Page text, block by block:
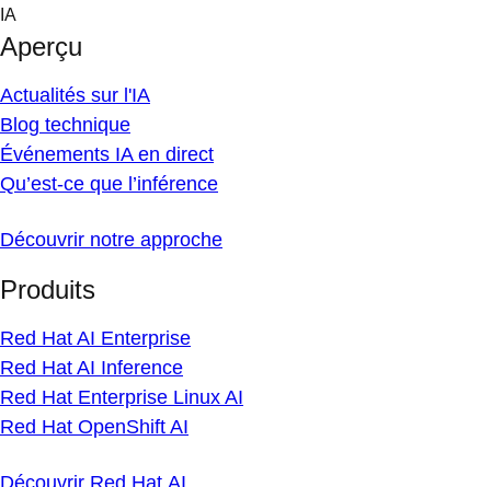
Skip
content
IA
Aperçu
Actualités sur l'IA
Blog technique
Événements IA en direct
Qu’est-ce que l’inférence
Découvrir notre approche
Produits
Red Hat AI Enterprise
Red Hat AI Inference
Red Hat Enterprise Linux AI
Red Hat OpenShift AI
Découvrir Red Hat AI